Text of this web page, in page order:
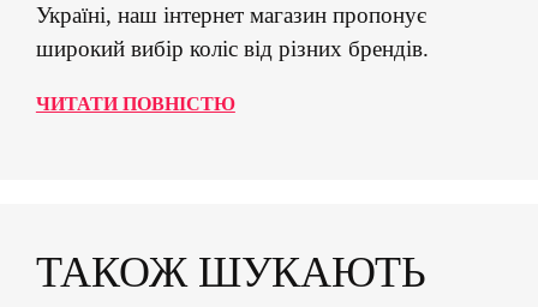
Україні, наш інтернет магазин пропонує
широкий вибір коліс від різних брендів.
ЧИТАТИ ПОВНІСТЮ
ТАКОЖ ШУКАЮТЬ